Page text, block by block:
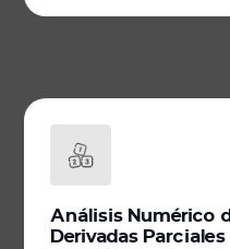
Análisis Numérico
Derivadas Parciales